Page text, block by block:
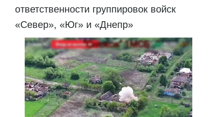
ответственности группировок войск
«Север», «Юг» и «Днепр»